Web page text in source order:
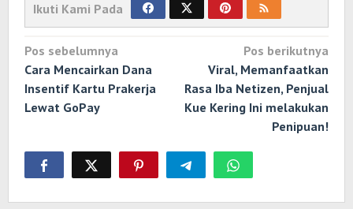
Ikuti Kami Pada
Navigasi
pos
Pos sebelumnya
Cara Mencairkan Dana
Insentif Kartu Prakerja
Lewat GoPay
Pos berikutnya
Viral, Memanfaatkan
Rasa Iba Netizen, Penjual
Kue Kering Ini melakukan
Penipuan!